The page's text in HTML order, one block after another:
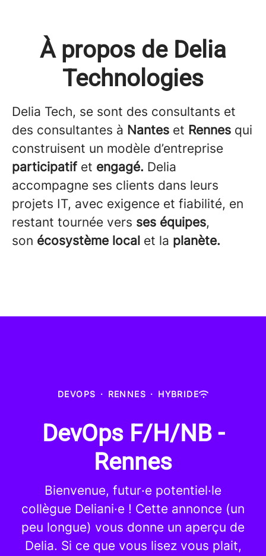
À propos de Delia
Technologies
Delia Tech, se sont des consultants et
des consultantes à Nantes et Rennes qui
construisent un modèle d’entreprise
participatif et engagé. Delia
accompagne ses clients dans leurs
projets IT, avec exigence et fiabilité, en
restant tournée vers ses équipes,
son écosystème local et la planète.
DEVOPS · RENNES · HYBRIDE
DevOps F/H/NB -
Rennes
Bienvenue, futur·e potentiel·le
collègue Deliani·e ! Cette annonce (un
peu longue) vous donne un aperçu de
Delia. Si ce que vous lisez vous plait,